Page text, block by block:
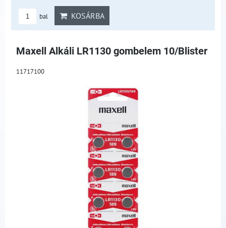
bal KOSÁRBA
Maxell Alkáli LR1130 gombelem 10/Blister
11717100